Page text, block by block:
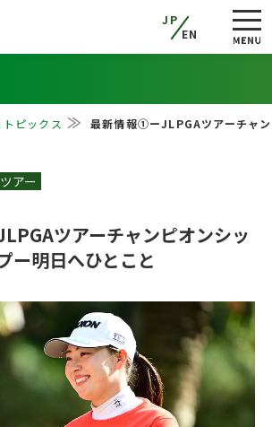
JP
EN
ピックス 最新情報①ーJLPGAツアーチャ
ツアーチャンピオンシッ
ー明日へひとこと